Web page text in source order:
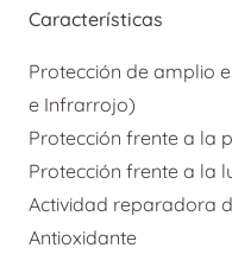
cantidad
Características
Protección de amplio
e Infrarrojo)
Protección frente a la
Protección frente a la
Actividad reparadora
Antioxidante